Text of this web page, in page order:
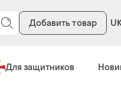
Добавить товар
Для защитников